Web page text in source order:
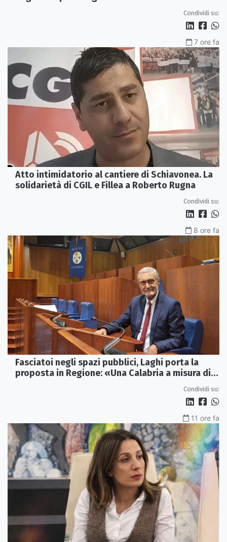
Condividi su:
7 ore fa
Atto intimidatorio al cantiere di Schiavonea. La
solidarietà di CGIL e Fillea a Roberto Rugna
Condividi su:
8 ore fa
Fasciatoi negli spazi pubblici, Laghi porta la
proposta in Regione: «Una Calabria a misura di
Condividi su:
11 ore fa